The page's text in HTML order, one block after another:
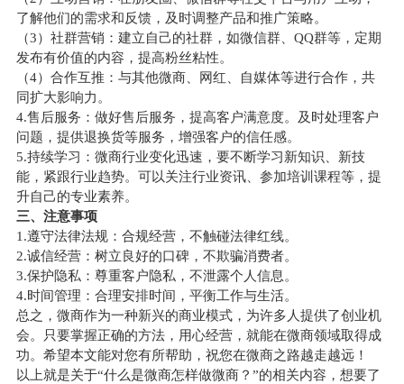
了解他们的需求和反馈，及时调整产品和推广策略。
（3）社群营销：建立自己的社群，如微信群、QQ群等，定期
发布有价值的内容，提高粉丝粘性。
（4）合作互推：与其他微商、网红、自媒体等进行合作，共
同扩大影响力。
4.售后服务：做好售后服务，提高客户满意度。及时处理客户
问题，提供退换货等服务，增强客户的信任感。
5.持续学习：微商行业变化迅速，要不断学习新知识、新技
能，紧跟行业趋势。可以关注行业资讯、参加培训课程等，提
升自己的专业素养。
三、注意事项
1.遵守法律法规：合规经营，不触碰法律红线。
2.诚信经营：树立良好的口碑，不欺骗消费者。
3.保护隐私：尊重客户隐私，不泄露个人信息。
4.时间管理：合理安排时间，平衡工作与生活。
总之，微商作为一种新兴的商业模式，为许多人提供了创业机
会。只要掌握正确的方法，用心经营，就能在微商领域取得成
功。希望本文能对您有所帮助，祝您在微商之路越走越远！
以上就是关于“什么是微商怎样做微商？”的相关内容，想要了